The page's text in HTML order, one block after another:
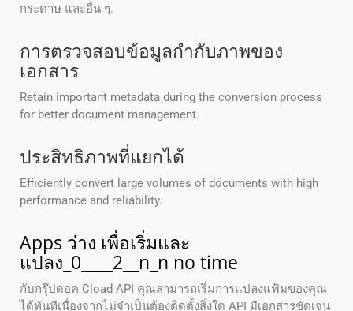
กระดาษ และอื่น ๆ.
การตรวจสอบข้อมูลกํากับภาพของ
เอกสาร
Retain important metadata during the conversion process
for better document management.
ประสิทธิภาพที่แยกได้
Efficiently convert large volumes of documents with high
performance and reliability.
Apps ว่าง เพื่อเริ่มและ
แปลง_0____2__n_n no time
กับกรุ๊ปดอค Cload API คุณสามารถเริ่มการแปลงแฟ้มของคุณ
ได้ทันทีเนื่องจากไม่จําเป็นต้องติดตั้งสิ่งใด API มีเอกสารชัดเจน